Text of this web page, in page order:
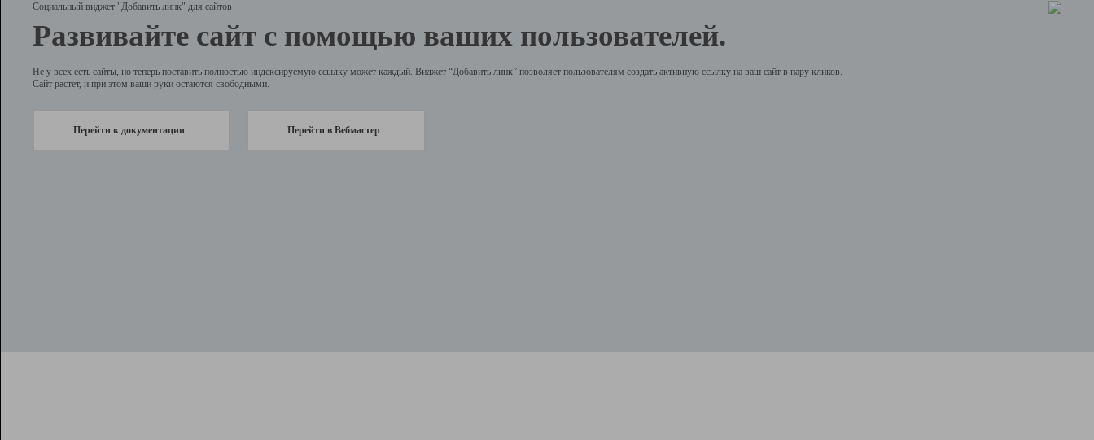
Социальный виджет "Добавить линк" для сайтов
Развивайте сайт с помощью ваших пользователей.
Не у всех есть сайты, но теперь поставить полностью индексируемую ссылку может каждый. Виджет “Добавить линк” позволяет пользователям создать активную ссылку на ваш сайт в пару кликов.
Сайт растет, и при этом ваши руки остаются свободными.
Перейти к документации Перейти в Вебмастер